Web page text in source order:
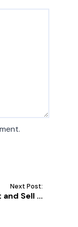
Next Post:
Sell ...